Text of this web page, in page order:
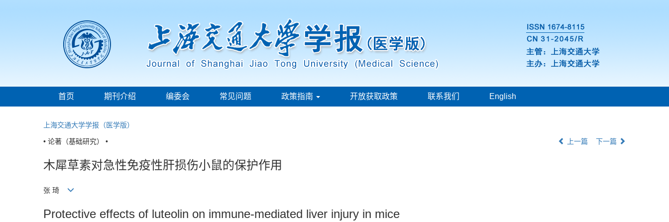
首页 期刊介绍 编委会 常见问题 政策指南 开放获取政策 联系我们 English
上海交通大学学报（医学版）
• 论著（基础研究） • 上一篇 下一篇
木犀草素对急性免疫性肝损伤小鼠的保护作用
张 琦
Protective effects of luteolin on immune-mediated liver injury in mice